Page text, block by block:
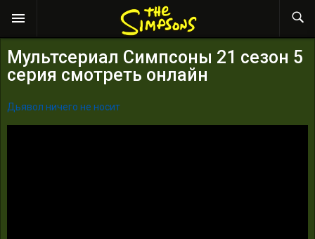
Мультсериал Симпсоны 21 сезон 5
серия смотреть онлайн
Дьявол ничего не носит